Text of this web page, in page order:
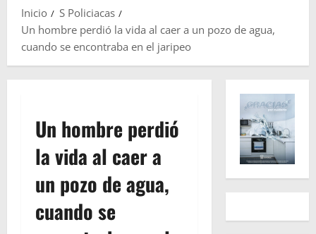
Inicio
S Policiacas
Un hombre perdió la vida al caer a un pozo de agua,
cuando se encontraba en el jaripeo
Un hombre perdió
la vida al caer a
un pozo de agua,
cuando se